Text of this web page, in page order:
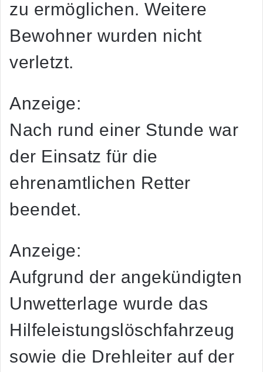
zu ermöglichen. Weitere
Bewohner wurden nicht
verletzt.
Anzeige:
Nach rund einer Stunde war
der Einsatz für die
ehrenamtlichen Retter
beendet.
Anzeige:
Aufgrund der angekündigten
Unwetterlage wurde das
Hilfeleistungslöschfahrzeug
sowie die Drehleiter auf der